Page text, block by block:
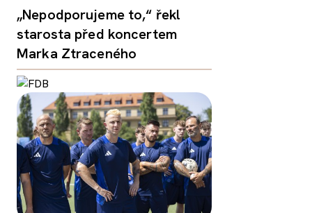
„Nepodporujeme to,“ řekl
starosta před koncertem
Marka Ztraceného